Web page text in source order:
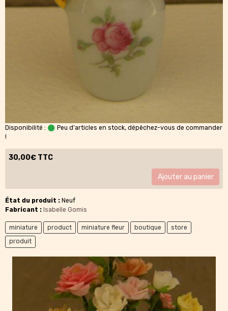
Disponibilité :
Peu d'articles en stock, dépêchez-vous de commander
!
30,00€ TTC
Ajouter au panier
État du produit : Neuf
Fabricant : Isabelle Gomis
miniature product miniature fleur boutique
store
produit